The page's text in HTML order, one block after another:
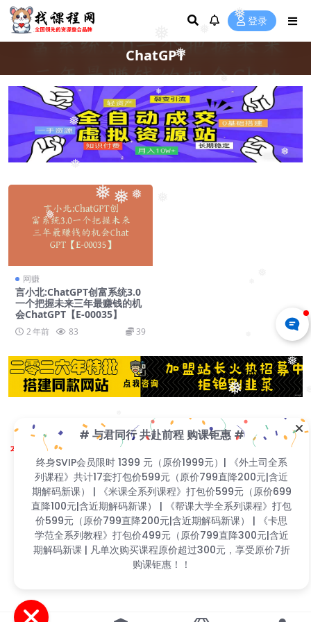
❅
❅
❅
❅
❅
❅
❅
❅
❅
❅
❅
❅
❅
❅
❅
❅
❅
❅
❅
❅登录
ChatGPT
网赚
言小北:ChatGPT创富系统3.0
一个把握未来三年最赚钱的机
会ChatGPT【E-00035】
2 年前 83 39
Copyright © 2023找课程网- All rights reserved
本站支持课程资源互换，优质课程资源互换请联系微信在线客服：zkcw598 (备
注：课程互换)
闽ICP备2022077749号
# 与君同行 共赴前程 购课钜惠 #
终身SVIP会员限时 1399 元（原价1999元）| 《外土司全系
列课程》共计17套打包价599元（原价799直降200元|含近
期解码新课） | 《米课全系列课程》打包价599元（原价699
直降100元|含近期解码新课） | 《帮课大学全系列课程》打
包价599元（原价799直降200元|含近期解码新课） | 《卡
思学范全系列教程》打包价499元（原价799直降300元|含
近期解码新课 | 凡单次购买课程原价超过300元，享受原价7
折购课钜惠！！